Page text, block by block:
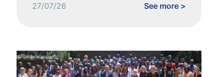
27/07/26 See more >